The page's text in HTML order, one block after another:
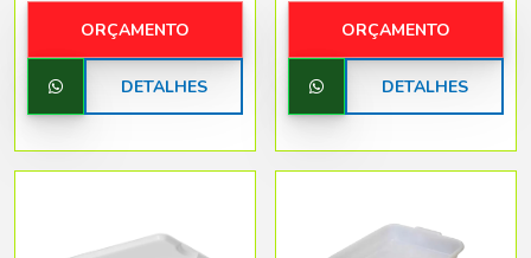
ORÇAMENTO
DETALHES
ORÇAMENTO
DETALHES